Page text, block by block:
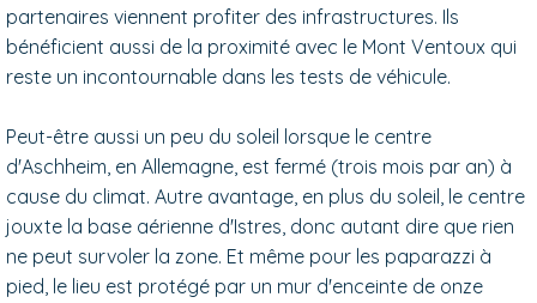
partenaires viennent profiter des infrastructures. Ils
bénéficient aussi de la proximité avec le Mont Ventoux qui
reste un incontournable dans les tests de véhicule.
Peut-être aussi un peu du soleil lorsque le centre
d'Aschheim, en Allemagne, est fermé (trois mois par an) à
cause du climat. Autre avantage, en plus du soleil, le centre
jouxte la base aérienne d'Istres, donc autant dire que rien
ne peut survoler la zone. Et même pour les paparazzi à
pied, le lieu est protégé par un mur d'enceinte de onze